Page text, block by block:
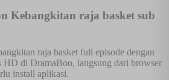
Kebangkitan raja basket sub
raja basket full episode dengan
HD di DramaBoo, langsung dari browser
install aplikasi.